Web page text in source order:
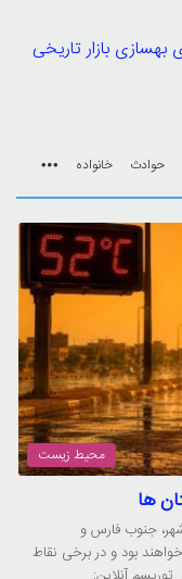
بازار تاریخی
حوادث خانواده
محیط زیست
جنوب فارس و
بود و در برخی نقاط